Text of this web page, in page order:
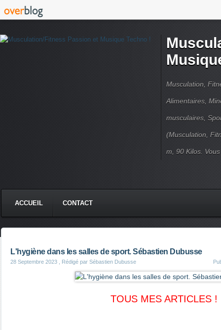
Musculation,
Alimentaires,
musculaires,
(Musculation,
m, 90 Kilos.
ACCUEIL CONTACT
L'hygiène dans les salles de sport. Sébastien Dubusse
28 Septembre 2023 , Rédigé par Sébastien Dubusse
TOUS MES ARTICLES !